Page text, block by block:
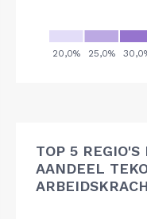
TOP 5 REGIO'S
AANDEEL